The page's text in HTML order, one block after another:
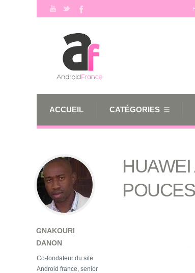
ACCUEIL CATÉGORIES
GNAKOURI
DANON
Co-fondateur du site
Android france, senior